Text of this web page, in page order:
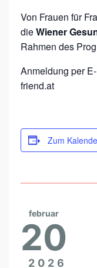
Von Frauen für
dieWiener
Rahmen des
Anmeldung per
friend.at
Zum
februar
20
2026